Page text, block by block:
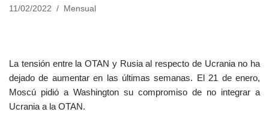
11/02/2022 Mensual
La tensión entre la OTAN y Rusia al respecto de Ucrania no ha
dejado de aumentar en las últimas semanas. El 21 de enero,
Moscú pidió a Washington su compromiso de no integrar a
Ucrania a la OTAN.